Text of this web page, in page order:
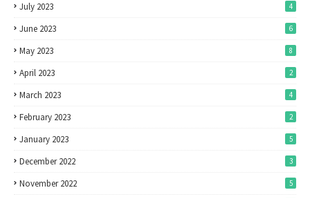
July 2023 4
June 2023 6
May 2023 8
April 2023 2
March 2023 4
February 2023 2
January 2023 5
December 2022 3
November 2022 5